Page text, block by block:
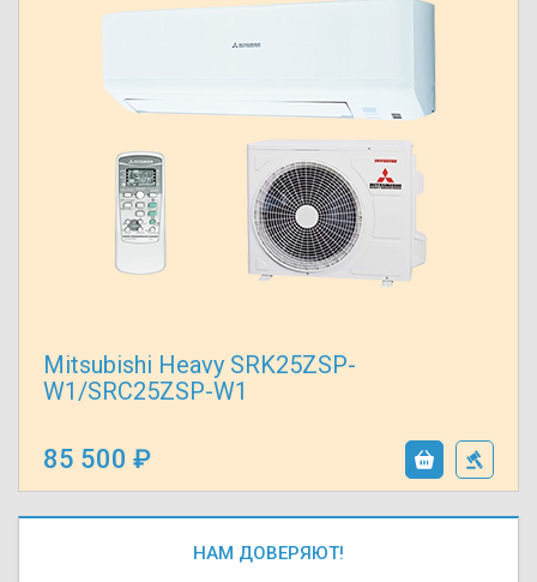
Mitsubishi Heavy SRK25ZSP-
W1/SRC25ZSP-W1
85 500
НАМ ДОВЕРЯЮТ!